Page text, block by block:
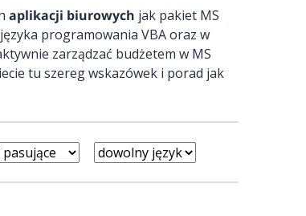
aplikacji biurowych jak pakiet MS
programowania VBA oraz w
zarządzać budżetem w MS
tu szereg wskazówek i porad jak